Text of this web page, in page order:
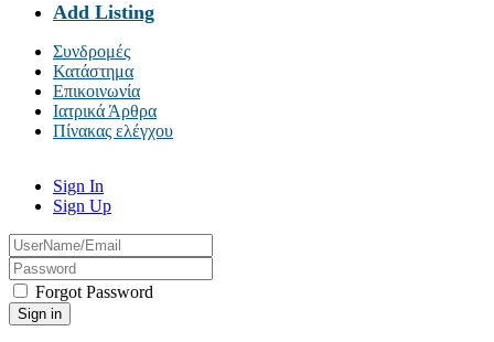
Add Listing
Συνδρομές
Κατάστημα
Επικοινωνία
Ιατρικά Άρθρα
Πίνακας ελέγχου
Sign In
Sign Up
Forgot Password